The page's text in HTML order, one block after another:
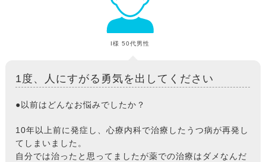
I様 50代男性
1度、人にすがる勇気を出してください
●以前はどんなお悩みでしたか？
10年以上前に発症し、心療内科で治療したうつ病が再発し
てしまいました。
自分では治ったと思ってましたが薬での治療はダメなんだ